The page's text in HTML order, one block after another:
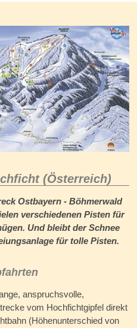
(Österreich)
Ostbayern - Böhmerwald
verschiedenen Pisten für
Und bleibt der Schnee
für tolle Pisten.
anspruchsvolle,
vom Hochfichtgipfel direkt
(Höhenunterschied von